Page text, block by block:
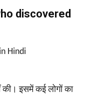
discovered
की। इसमें कई लोगों का